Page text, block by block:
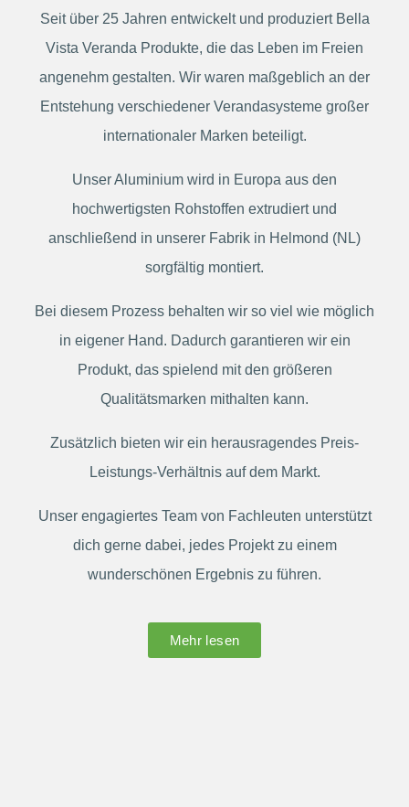
Seit über 25 Jahren entwickelt und produziert Bella
Vista Veranda Produkte, die das Leben im Freien
angenehm gestalten. Wir waren maßgeblich an der
Entstehung verschiedener Verandasysteme großer
internationaler Marken beteiligt.
Unser Aluminium wird in Europa aus den
hochwertigsten Rohstoffen extrudiert und
anschließend in unserer Fabrik in Helmond (NL)
sorgfältig montiert.
Bei diesem Prozess behalten wir so viel wie möglich
in eigener Hand. Dadurch garantieren wir ein
Produkt, das spielend mit den größeren
Qualitätsmarken mithalten kann.
Zusätzlich bieten wir ein herausragendes Preis-
Leistungs-Verhältnis auf dem Markt.
Unser engagiertes Team von Fachleuten unterstützt
dich gerne dabei, jedes Projekt zu einem
wunderschönen Ergebnis zu führen.
Mehr lesen